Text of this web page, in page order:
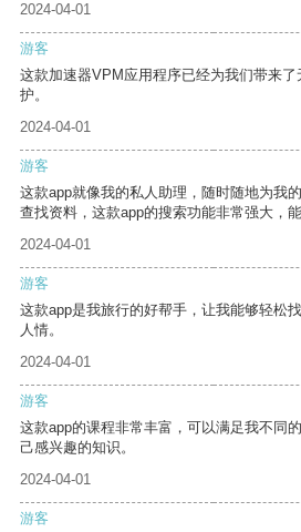
2024-04-01
游客
这款加速器VPM应用程序已经为我们带来
护。
2024-04-01
游客
这款app就像我的私人助理，随时随地为我
查找资料，这款app的搜索功能非常强大，
2024-04-01
游客
这款app是我旅行的好帮手，让我能够轻松
人情。
2024-04-01
游客
这款app的课程非常丰富，可以满足我不同
己感兴趣的知识。
2024-04-01
游客